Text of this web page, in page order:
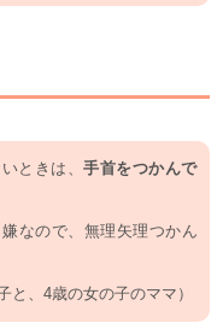
ときは、手首をつかんで
なので、無理矢理つかん
と、4歳の女の子のママ）